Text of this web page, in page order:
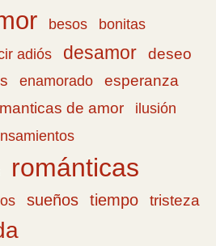
besos
bonitas
adiós desamor deseo
enamorado esperanza
de amor
ilusión
románticas
sueños tiempo
tristeza